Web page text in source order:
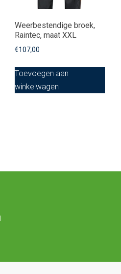
Weerbestendige broek,
Raintec, maat XXL
€107,00
Toevoegen aan
winkelwagen